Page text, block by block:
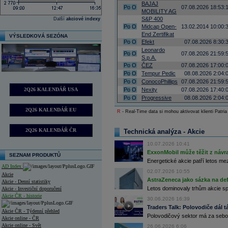
Další akciové indexy
VÝSLEDKOVÁ SEZÓNA
2Q26 KALENDÁŘ USA
2Q26 KALENDÁŘ EU
2Q26 KALENDÁŘ ČR
SEZNAM PRODUKTŮ
AD Index
Akcie
Akcie - Denní statistiky
Akcie - Investiční doporučení
Akcie ČR - historie
Akcie ČR - Týdenní přehled
Akcie online - ČR
Akcie online - Svět
Po O
BAJAJ
MOBILITY AG
07.08.2026
Po O
S&P 400
Midcap Open-
End Zertifikat
13.02.2014
Po O Efekt
07.08.2026
Po O
Leonardo
S.p.A.
07.08.2026
Po O ČEZ
07.08.2026
Po O Tempur Pedic
08.08.2026
Po O ConocoPhillips
07.08.2026
Po O Nexity
07.08.2026
Po O Progressive 08.08.2026
R - Real-Time data si mohou aktivovat klienti
Technická analýza - Akcie
10.07.2026 10:41
ExxonMobil může těžit z
Energetické akcie patří letos
02.07.2026 10:55
AstraZeneca jako sázka na
Letos dominovaly trhům akcie
30.06.2026 16:39
Traders Talk: Polovodiče dál
Polovodičový sektor má za
26.06.2026 6:06